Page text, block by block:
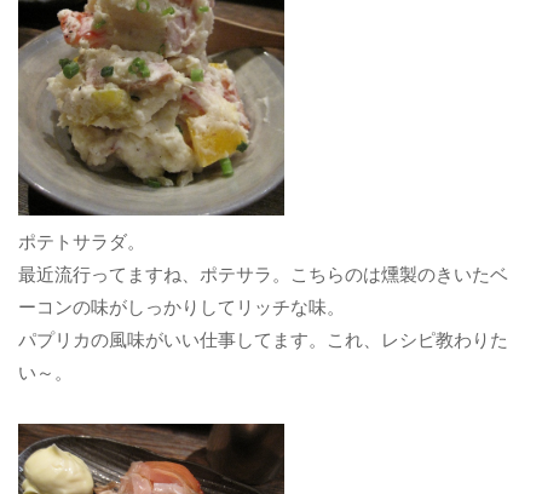
ポテトサラダ。
最近流行ってますね、ポテサラ。こちらのは燻製のきいたベ
ーコンの味がしっかりしてリッチな味。
パプリカの風味がいい仕事してます。これ、レシピ教わりた
い～。